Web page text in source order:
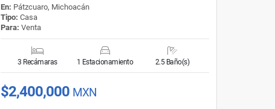
En: Pátzcuaro, Michoacán
Tipo: Casa
Para: Venta
3 Recámaras 1 Estacionamiento 2.5 Baño(s)
$2,400,000 MXN